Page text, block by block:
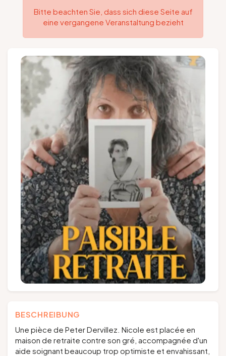
Agenda
Folgen Sie uns
Presse
Gruppen und Reiseveranstalter
EN NL DE
Bitte beachten Sie, dass sich diese Seite auf
eine vergangene Veranstaltung bezieht
BESCHREIBUNG
Une pièce de Peter Dervillez. Nicole est placée en
maison de retraite contre son gré, accompagnée d'un
aide soignant beaucoup trop optimiste et envahissant,